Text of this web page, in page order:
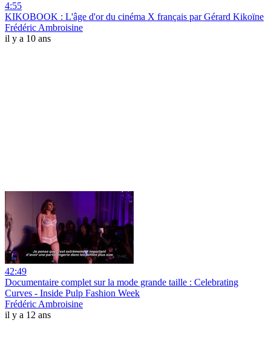
4:55
KIKOBOOK : L'âge d'or du cinéma X français par Gérard Kikoïne
Frédéric Ambroisine
il y a 10 ans
42:49
Documentaire complet sur la mode grande taille : Celebrating
Curves - Inside Pulp Fashion Week
Frédéric Ambroisine
il y a 12 ans